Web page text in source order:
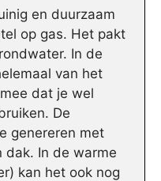
en duurzaam
op gas. Het pakt
In de
van het
dat je wel
De
genereren met
dak. In de warme
kan het ook nog